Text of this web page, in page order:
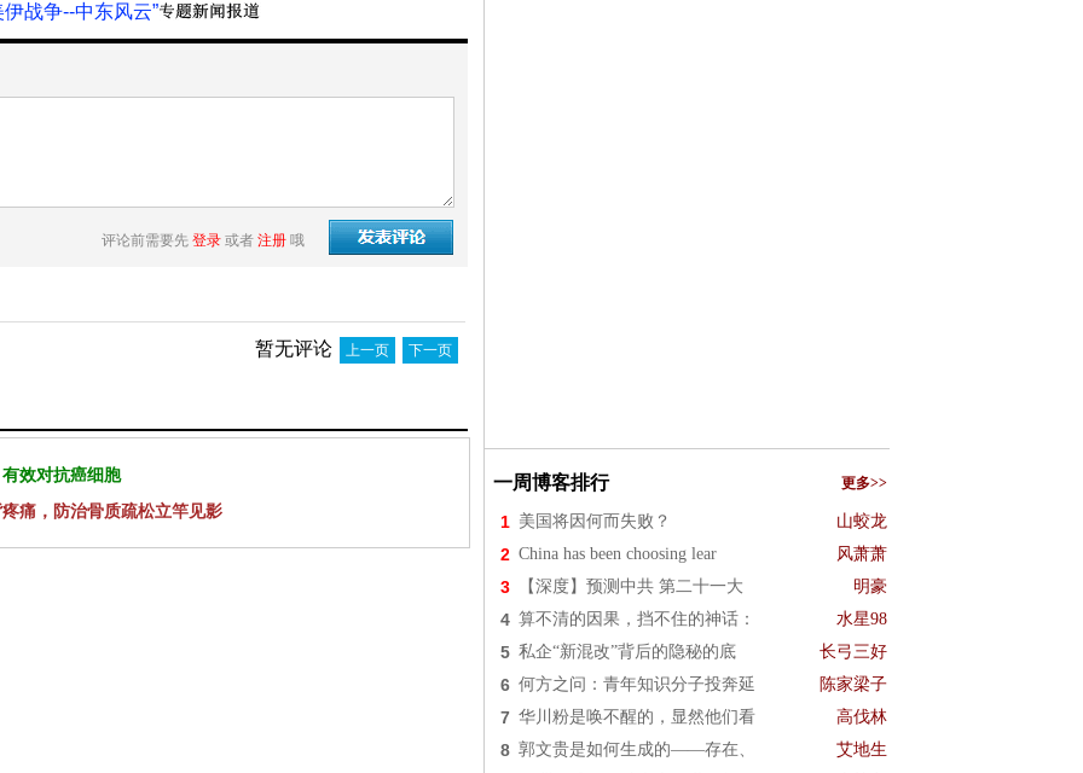
伊战争--中东风云”
评论前需要先 登录 或者 注册 哦
暂无评论 上一页 下一页
效对抗癌细胞
痛，防治骨质疏松立竿见影
一周博客排行 更多>>
1 美国将因何而失败？ 山蛟龙
2 China has been choosing lear 风萧萧
3 【深度】预测中共 第二十一大 明豪
4 算不清的因果，挡不住的神话： 水星98
5 私企“新混改”背后的隐秘的底 长弓三好
6 何方之问：青年知识分子投奔延 陈家梁子
7 华川粉是唤不醒的，显然他们看 高伐林
8 郭文贵是如何生成的——存在、 艾地生